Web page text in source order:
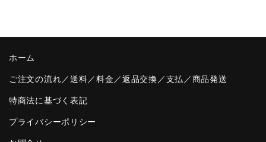
制服メモリー
ホーム
ご注文の流れ／送料／料金／返品交換／支払／商品発送
特商法に基づく表記
プライバシーポリシー